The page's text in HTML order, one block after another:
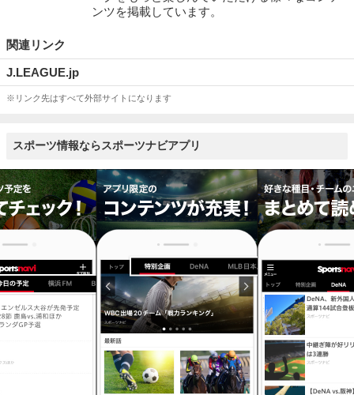
ンツを掲載しています。
関連リンク
J.LEAGUE.jp
※リンク先はすべて外部サイトになります
スポーツ情報ならスポーツナビアプリ